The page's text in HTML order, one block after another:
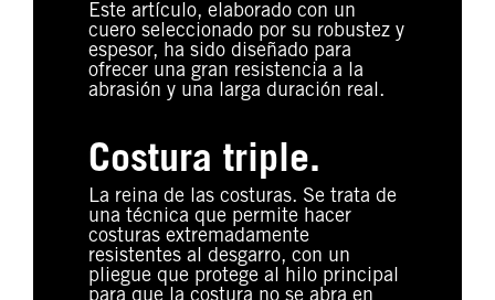
Este artículo, elaborado con un
cuero seleccionado por su robustez y
espesor, ha sido diseñado para
ofrecer una gran resistencia a la
abrasión y una larga duración real.
Costura triple.
La reina de las costuras. Se trata de
una técnica que permite hacer
costuras extremadamente
resistentes al desgarro, con un
pliegue que protege al hilo principal